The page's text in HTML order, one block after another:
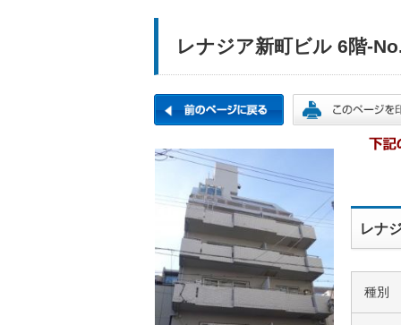
レナジア新町ビル 6階-
レナ
種別